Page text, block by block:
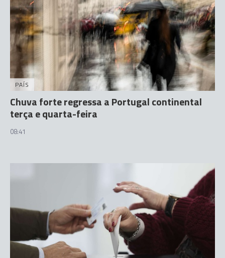
PAÍS
Chuva forte regressa a Portugal continental
terça e quarta-feira
08:41